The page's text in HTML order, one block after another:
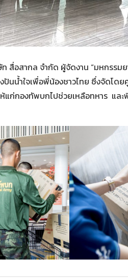
สื่อสากล จำกัด ผู้จัดงาน “มหกรร
นน้ำใจเพื่อพี่น้องชาวไทย ซึ่งจัดโด
ห้แก่กองทัพบกไปช่วยเหลือทหาร แล